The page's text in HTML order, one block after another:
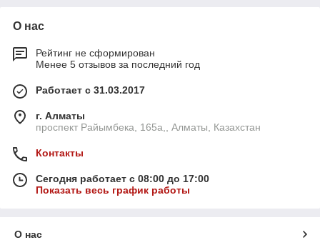
О нас
Рейтинг не сформирован
Менее 5 отзывов за последний год
Работает с 31.03.2017
г. Алматы
проспект Райымбека, 165а,, Алматы, Казахстан
Контакты
Сегодня работает с 08:00 до 17:00
Показать весь график работы
О нас